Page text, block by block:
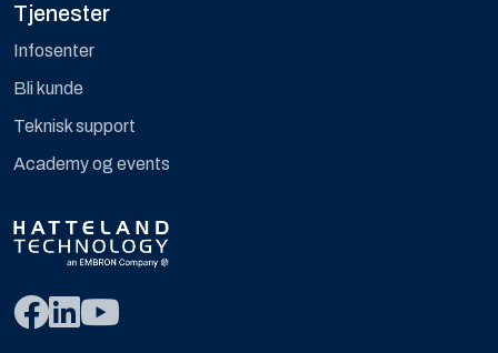
Tjenester
Infosenter
Bli kunde
Teknisk support
Academy og events